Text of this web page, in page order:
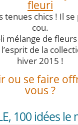
fleuri
tenues chics ! Il
cou.
mélange de
de la
hiver 2015 !
ou se faire
vous ?
100 idées